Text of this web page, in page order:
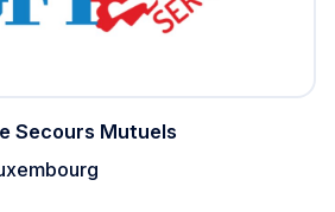
Secours Mutuels